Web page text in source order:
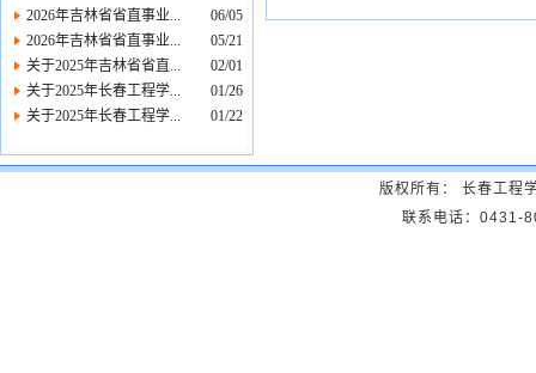
2026年吉林省省直事业...
06/05
2026年吉林省省直事业...
05/21
关于2025年吉林省省直...
02/01
关于2025年长春工程学...
01/26
关于2025年长春工程学...
01/22
版权所有： 长春工程
联系电话：